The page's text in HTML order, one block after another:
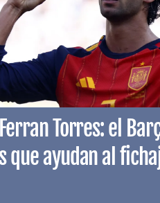
Torres: el
que ayudan al